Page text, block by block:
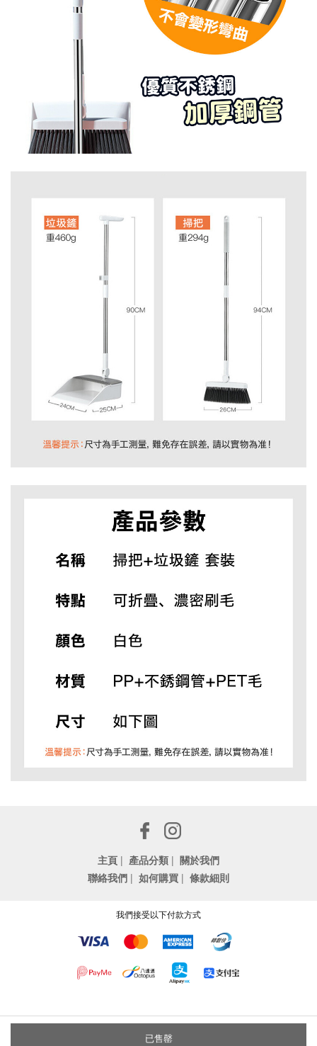
已售罄
主頁 | 產品分類 | 關於我們
聯絡我們 | 如何購買 | 條款細則
我們接受以下付款方式